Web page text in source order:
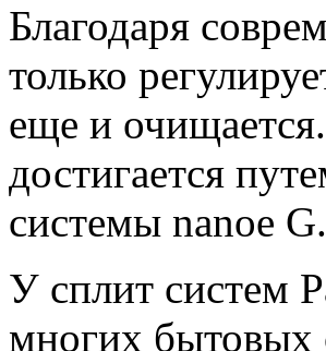
Благодаря
только
еще и
достигается
системы nanoe G.
У сплит систем
многих бытовых